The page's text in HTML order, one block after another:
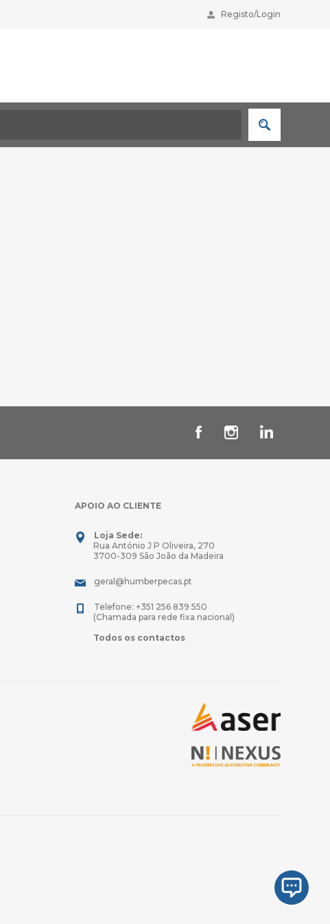
Registo/Login
APOIO AO CLIENTE
Loja Sede:
Rua António J P Oliveira, 270
3700-309 São João da Madeira
geral@humberpecas.pt
Telefone: +351 256 839 550
(Chamada para rede fixa nacional)
Todos os contactos